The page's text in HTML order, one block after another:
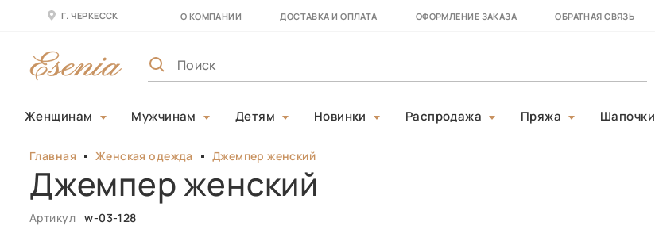
Г. ЧЕРКЕССК О КОМПАНИИ ДОСТАВКА И ОПЛАТА ОФОРМЛЕНИЕ ЗАКАЗА ОБРАТНАЯ СВЯЗЬ
Женщинам Мужчинам Детям Новинки Распродажа Пряжа Шапочки
Главная Женская одежда Джемпер женский
Джемпер женский
Артикул w-03-128